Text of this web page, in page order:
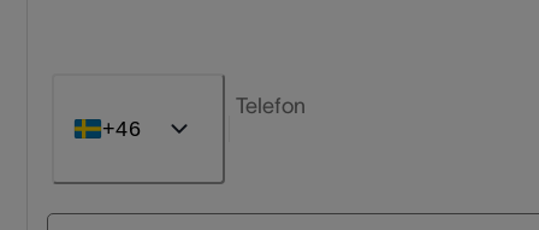
+46
Telefon